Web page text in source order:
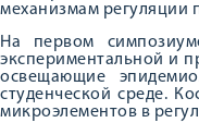
механизмам регуляции
На первом
экспериментальной и
освещающие
студенческой среде.
микроэлементов в